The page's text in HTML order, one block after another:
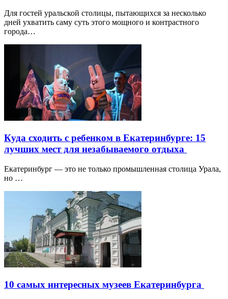
Для гостей уральской столицы, пытающихся за несколько
дней ухватить саму суть этого мощного и контрастного
города…
Куда сходить с ребенком в Екатеринбурге: 15
лучших мест для незабываемого отдыха
Екатеринбург — это не только промышленная столица Урала,
но …
10 самых интересных музеев Екатеринбурга